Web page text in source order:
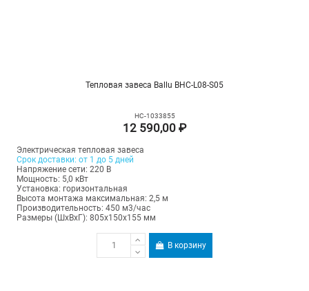
Тепловая завеса Ballu BHC-L08-S05
НС-1033855
12 590,00 ₽
Электрическая тепловая завеса
Срок доставки: от 1 до 5 дней
Напряжение сети: 220 В
Мощность: 5,0 кВт
Установка: горизонтальная
Высота монтажа максимальная: 2,5 м
Производительность: 450 м3/час
Размеры (ШхВхГ): 805х150х155 мм
В корзину